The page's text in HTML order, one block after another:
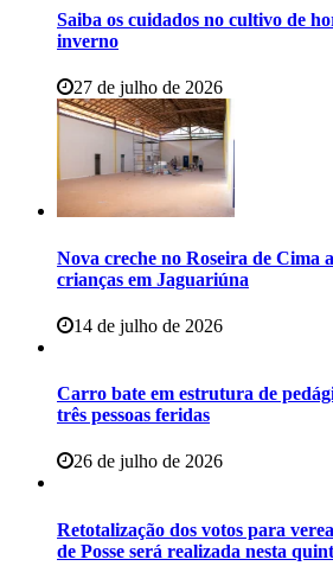
Saiba os cuidados no cultivo de
inverno
27 de julho de 2026
Nova creche no Roseira de Cima
crianças em Jaguariúna
14 de julho de 2026
Carro bate em estrutura de
três pessoas feridas
26 de julho de 2026
Retotalização dos votos para
de Posse será realizada nesta